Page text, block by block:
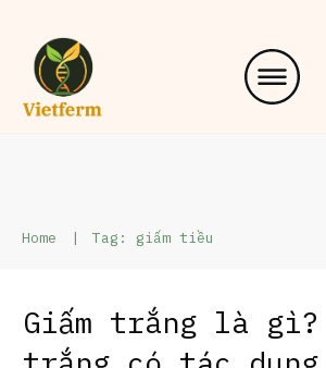
Home | Tag: giấm tiều
Giấm trắng là gì?